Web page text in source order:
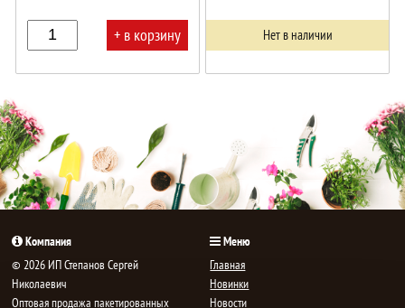
+ в корзину
корзине!
Нет в наличии
Компания
© 2026 ИП Степанов Сергей
Николаевич
Oптовая продажа пакетированных
Меню
Главная
Новинки
Новости